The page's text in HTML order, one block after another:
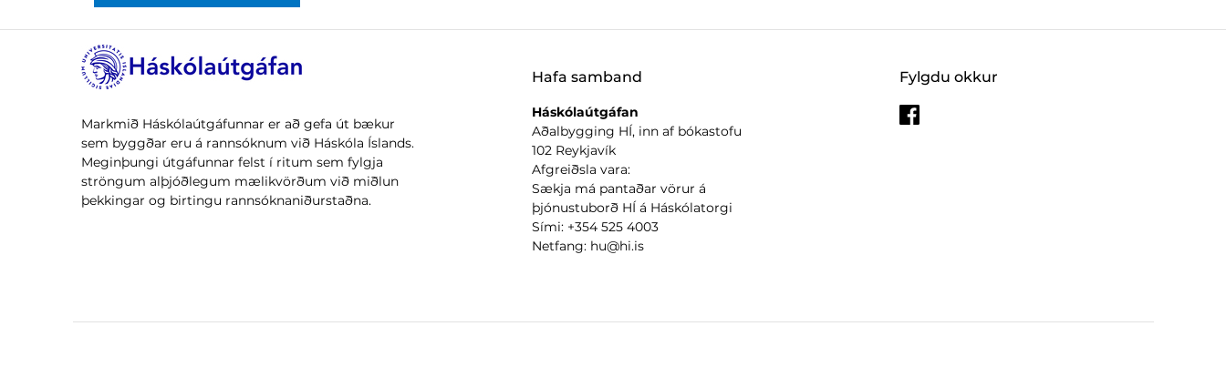
Markmið Háskólaútgáfunnar er að gefa út bækur
sem byggðar eru á rannsóknum við Háskóla Íslands.
Meginþungi útgáfunnar felst í ritum sem fylgja
ströngum alþjóðlegum mælikvörðum við miðlun
þekkingar og birtingu rannsóknaniðurstaðna.
Fylgdu okkur
Hafa samband
Háskólaútgáfan
Aðalbygging HÍ, inn af bókastofu
102 Reykjavík
Afgreiðsla vara:
Sækja má pantaðar vörur á
þjónustuborð HÍ á Háskólatorgi
Sími: +354 525 4003
Netfang: hu@hi.is